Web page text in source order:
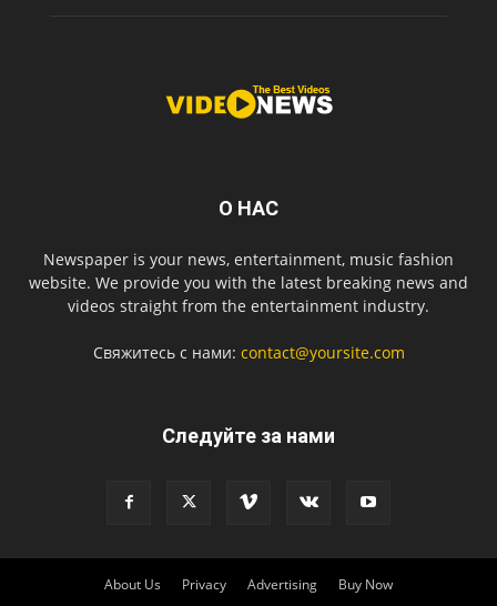
О НАС
Newspaper is your news, entertainment, music fashion
website. We provide you with the latest breaking news and
videos straight from the entertainment industry.
Свяжитесь с нами: contact@yoursite.com
Следуйте за нами
About Us Privacy Advertising Buy Now